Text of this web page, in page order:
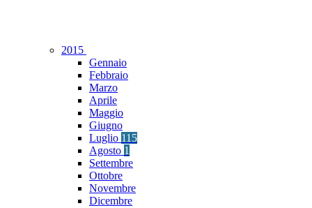
2015
Gennaio
Febbraio
Marzo
Aprile
Maggio
Giugno
Luglio 115
Agosto 1
Settembre
Ottobre
Novembre
Dicembre